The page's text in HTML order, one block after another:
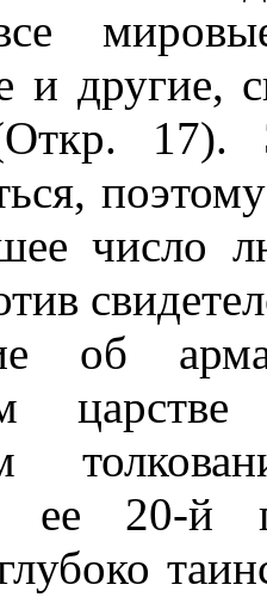
и другие,
17).
число
об
ее 20-й